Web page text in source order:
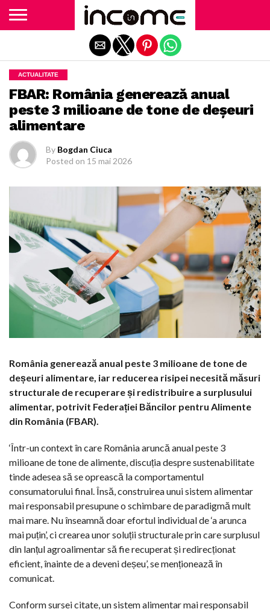
ACTUALITATE
FBAR: România generează anual
peste 3 milioane de tone de deșeuri
alimentare
By Bogdan Ciuca
Posted on 15 mai 2026
România generează anual peste 3 milioane de tone de
deșeuri alimentare, iar reducerea risipei necesită măsuri
structurale de recuperare și redistribuire a surplusului
alimentar, potrivit Federației Băncilor pentru Alimente
din România (FBAR).
‘Într-un context în care România aruncă anual peste 3
milioane de tone de alimente, discuția despre sustenabilitate
tinde adesea să se oprească la comportamentul
consumatorului final. Însă, construirea unui sistem alimentar
mai responsabil presupune o schimbare de paradigmă mult
mai mare. Nu înseamnă doar efortul individual de ‘a arunca
mai puțin’, ci crearea unor soluții structurale prin care surplusul
din lanțul agroalimentar să fie recuperat și redirecționat
eficient, înainte de a deveni deșeu’, se menționează în
comunicat.
Conform sursei citate, un sistem alimentar mai responsabil
Exit mobile version